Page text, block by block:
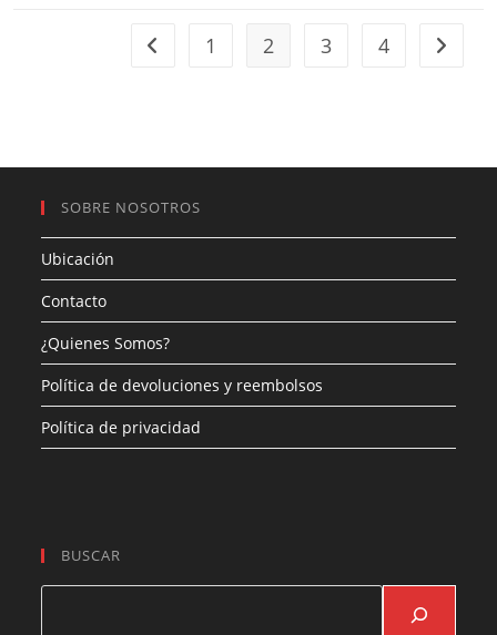
1 2 3 4
SOBRE NOSOTROS
Ubicación
Contacto
¿Quienes Somos?
Política de devoluciones y reembolsos
Política de privacidad
BUSCAR